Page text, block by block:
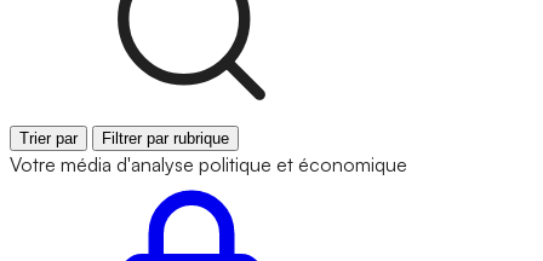
Trier par Filtrer par rubrique
Votre média d'analyse politique et économique